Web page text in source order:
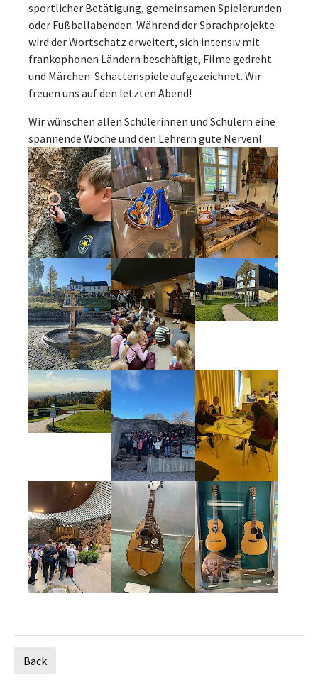
sportlicher Betätigung, gemeinsamen Spielerunden
oder Fußballabenden. Während der Sprachprojekte
wird der Wortschatz erweitert, sich intensiv mit
frankophonen Ländern beschäftigt, Filme gedreht
und Märchen-Schattenspiele aufgezeichnet. Wir
freuen uns auf den letzten Abend!
Wir wünschen allen Schülerinnen und Schülern eine
spannende Woche und den Lehrern gute Nerven!
Back